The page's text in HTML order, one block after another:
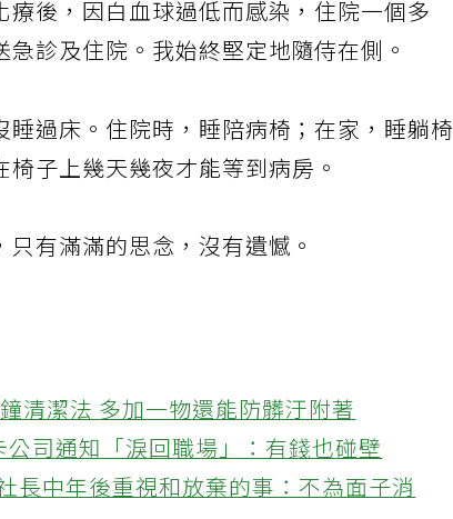
後，因白血球過低而感染，住院一個多
診及住院。我始終堅定地隨侍在側。
過床。住院時，睡陪病椅；在家，睡躺椅
椅子上幾天幾夜才能等到病房。
有滿滿的思念，沒有遺憾。
清潔法 多加一物還能防髒汙附著
司通知「淚回職場」：有錢也碰壁
長中年後重視和放棄的事：不為面子消